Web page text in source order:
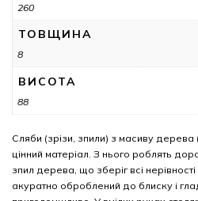
260
ТОВЩИНА
8
ВИСОТА
88
Сляби (зрізи, зпили) з масиву дерева
цінний матеріал. З нього роблять
зпил дерева, що зберіг всі нерівності
акуратно оброблений до блиску і